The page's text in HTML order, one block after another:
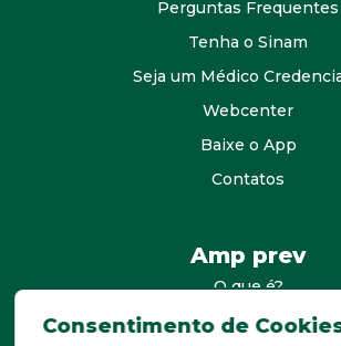
Perguntas Frequentes
Tenha o Sinam
Seja um Médico
Webcenter
Baixe o App
Contatos
Amp prev
O que é?
consultores
Consentimento de